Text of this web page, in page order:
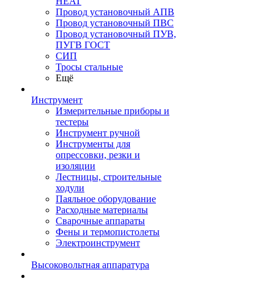
Провод установочный АПВ
Провод установочный ПВС
Провод установочный ПУВ,
ПУГВ ГОСТ
СИП
Тросы стальные
Ещё
Инструмент
Измерительные приборы и
тестеры
Инструмент ручной
Инструменты для
опрессовки, резки и
изоляции
Лестницы, строительные
ходули
Паяльное оборудование
Расходные материалы
Сварочные аппараты
Фены и термопистолеты
Электроинструмент
Высоковольтная аппаратура